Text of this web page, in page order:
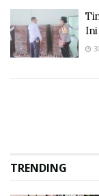
TRENDING